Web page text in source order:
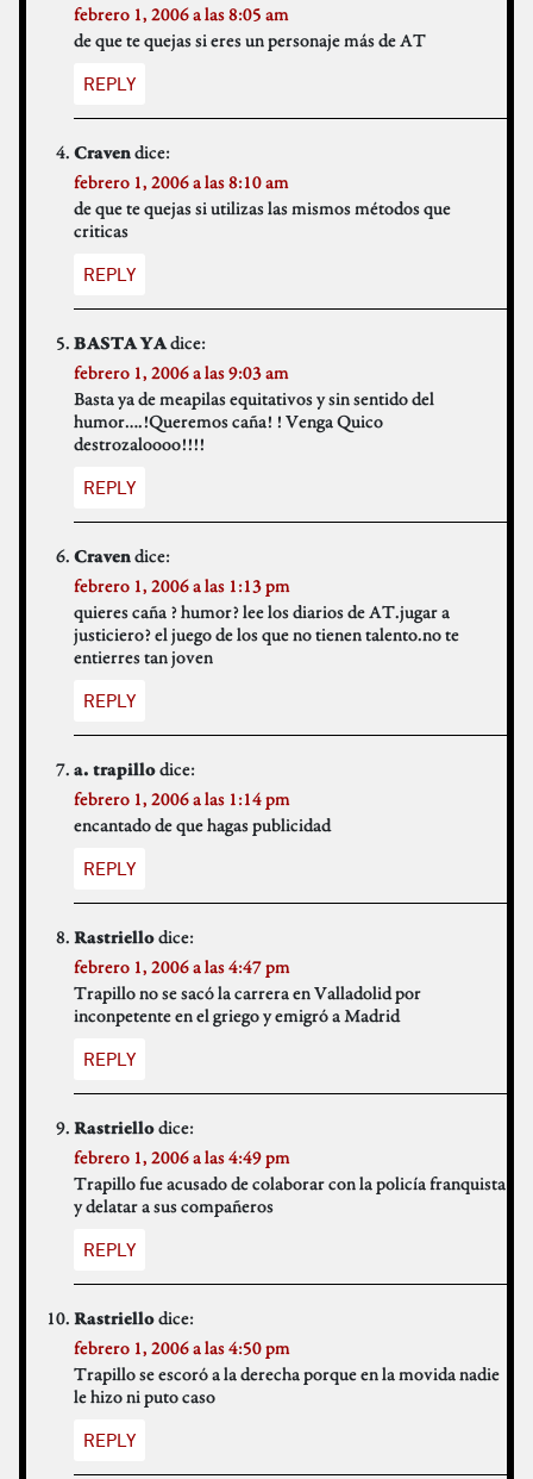
febrero 1, 2006 a las 8:05 am
de que te quejas si eres un personaje más de AT
REPLY
Cravendice:
febrero 1, 2006 a las 8:10 am
de que te quejas si utilizas las mismos métodos que
criticas
REPLY
BASTA YAdice:
febrero 1, 2006 a las 9:03 am
Basta ya de meapilas equitativos y sin sentido del
humor….!Queremos caña! ! Venga Quico
destrozaloooo!!!!
REPLY
Cravendice:
febrero 1, 2006 a las 1:13 pm
quieres caña ? humor? lee los diarios de AT.jugar a
justiciero? el juego de los que no tienen talento.no te
entierres tan joven
REPLY
a. trapillodice:
febrero 1, 2006 a las 1:14 pm
encantado de que hagas publicidad
REPLY
Rastriellodice:
febrero 1, 2006 a las 4:47 pm
Trapillo no se sacó la carrera en Valladolid por
inconpetente en el griego y emigró a Madrid
REPLY
Rastriellodice:
febrero 1, 2006 a las 4:49 pm
Trapillo fue acusado de colaborar con la policía franquista
y delatar a sus compañeros
REPLY
Rastriellodice:
febrero 1, 2006 a las 4:50 pm
Trapillo se escoró a la derecha porque en la movida nadie
le hizo ni puto caso
REPLY